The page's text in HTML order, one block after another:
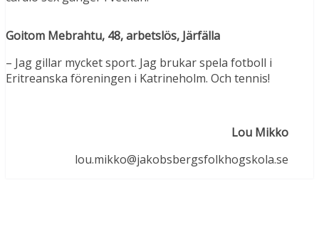
Goitom Mebrahtu, 48, arbetslös, Järfälla
– Jag gillar mycket sport. Jag brukar spela fotboll i
Eritreanska föreningen i Katrineholm. Och tennis!
Lou Mikko
lou.mikko@jakobsbergsfolkhogskola.se